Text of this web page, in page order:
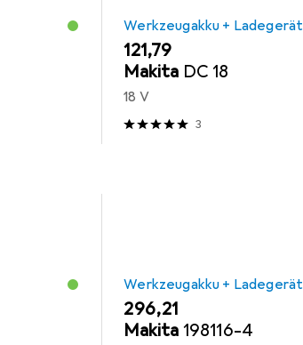
Werkzeugakku + Ladegerät
EUR
121,79
Makita DC 18
18 V
3
Werkzeugakku + Ladegerät
EUR
296,21
Makita 198116-4